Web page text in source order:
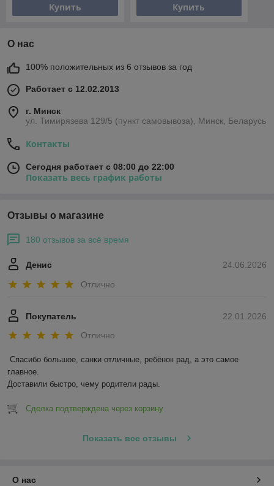
Купить Купить
О нас
100% положительных из 6 отзывов за год
Работает с 12.02.2013
г. Минск
ул. Тимирязева 129/5 (пункт самовывоза), Минск, Беларусь
Контакты
Сегодня работает с 08:00 до 22:00
Показать весь график работы
Отзывы о магазине
180 отзывов за всё время
24.06.2026
Денис
Отлично
22.01.2026
Покупатель
Отлично
Спасибо большое, санки отличные, ребёнок рад, а это самое
главное.
Доставили быстро, чему родители рады.
Сделка подтверждена через корзину
Показать все отзывы
О нас